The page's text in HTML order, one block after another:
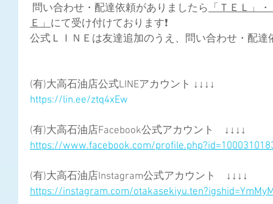
問い合わせ・配達依頼がありましたら 「ＴＥＬ」
Ｅ」 にて受け付けております❗
公式ＬＩＮＥは友達追加のうえ、問い合わせ・配
(有)大高石油店公式LINEアカウント ↓↓↓↓
https://lin.ee/ztq4xEw
(有)大高石油店Facebook公式アカウント　↓↓↓↓
https://www.facebook.com/
(有)大高石油店Instagram公式アカウント　↓↓↓↓
https://instagram.com/